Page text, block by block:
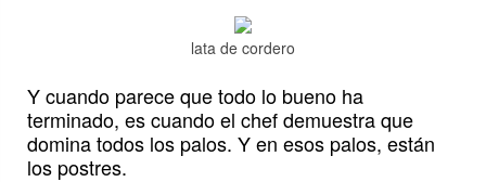
lata de cordero
Y cuando parece que todo lo bueno ha
terminado, es cuando el chef demuestra que
domina todos los palos. Y en esos palos, están
los postres.